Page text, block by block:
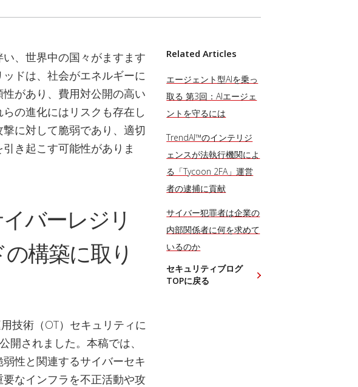
、世界中の国々がますます
ドは、社会がエネルギーに
があり、費用対公開の高い
の進化にはリスクも存在し
に対して脆弱であり、適切
き起こす可能性がありま
バーレジリ
構築に取り
技術（OT）セキュリティに
開されました。本稿では、
性と関連するサイバーセキ
なインフラを不正活動や攻
Related Articles
エージェント型AIを乗っ
取る 第3回：AIエージェ
ントを守るには
TrendAI™のインテリジ
ェンスが法執行機関によ
る「Tycoon 2FA」運営
者の逮捕に貢献
サイバー犯罪者は企業の
内部関係者に何を求めて
いるのか
セキュリティブログ
TOPに戻る